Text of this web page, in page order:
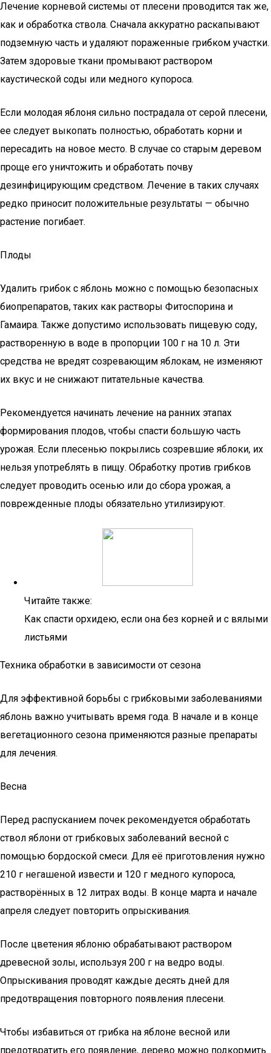
Лечение корневой системы от плесени проводится так же,
как и обработка ствола. Сначала аккуратно раскапывают
подземную часть и удаляют пораженные грибком участки.
Затем здоровые ткани промывают раствором
каустической соды или медного купороса.
Если молодая яблоня сильно пострадала от серой плесени,
ее следует выкопать полностью, обработать корни и
пересадить на новое место. В случае со старым деревом
проще его уничтожить и обработать почву
дезинфицирующим средством. Лечение в таких случаях
редко приносит положительные результаты — обычно
растение погибает.
Плоды
Удалить грибок с яблонь можно с помощью безопасных
биопрепаратов, таких как растворы Фитоспорина и
Гамаира. Также допустимо использовать пищевую соду,
растворенную в воде в пропорции 100 г на 10 л. Эти
средства не вредят созревающим яблокам, не изменяют
их вкус и не снижают питательные качества.
Рекомендуется начинать лечение на ранних этапах
формирования плодов, чтобы спасти большую часть
урожая. Если плесенью покрылись созревшие яблоки, их
нельзя употреблять в пищу. Обработку против грибков
следует проводить осенью или до сбора урожая, а
поврежденные плоды обязательно утилизируют.
Читайте также:
Как спасти орхидею, если она без корней и с вялыми
листьями
Техника обработки в зависимости от сезона
Для эффективной борьбы с грибковыми заболеваниями
яблонь важно учитывать время года. В начале и в конце
вегетационного сезона применяются разные препараты
для лечения.
Весна
Перед распусканием почек рекомендуется обработать
ствол яблони от грибковых заболеваний весной с
помощью бордоской смеси. Для её приготовления нужно
210 г негашеной извести и 120 г медного купороса,
растворённых в 12 литрах воды. В конце марта и начале
апреля следует повторить опрыскивания.
После цветения яблоню обрабатывают раствором
древесной золы, используя 200 г на ведро воды.
Опрыскивания проводят каждые десять дней для
предотвращения повторного появления плесени.
Чтобы избавиться от грибка на яблоне весной или
предотвратить его появление, дерево можно подкормить